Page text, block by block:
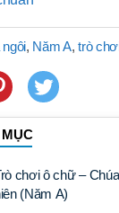
ngôi, Năm A,trò
chơi ô chữ –
(Năm A)